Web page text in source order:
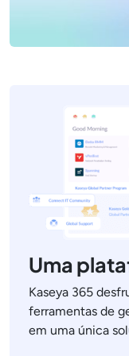
Uma
Kaseya 365
ferramentas de
em uma única